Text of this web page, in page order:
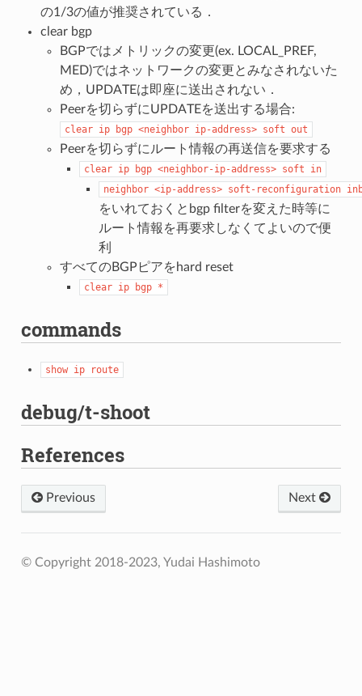
の1/3の値が推奨されている．
clear bgp
BGPではメトリックの変更(ex. LOCAL_PREF,
MED)ではネットワークの変更とみなされないた
め，UPDATEは即座に送出されない．
Peerを切らずにUPDATEを送出する場合:
clear ip bgp <neighbor ip-address> soft out
Peerを切らずにルート情報の再送信を要求する
clear ip bgp <neighbor-ip-address> soft
in
neighbor <ip-address> soft-reconfiguration
をいれておくとbgp filterを変えた時等に
ルート情報を再要求しなくてよいので便
利
すべてのBGPピアをhard reset
clear ip bgp *
commands
show ip route
debug/t-shoot
References
Next
Previous
© Copyright 2018-2023, Yudai Hashimoto